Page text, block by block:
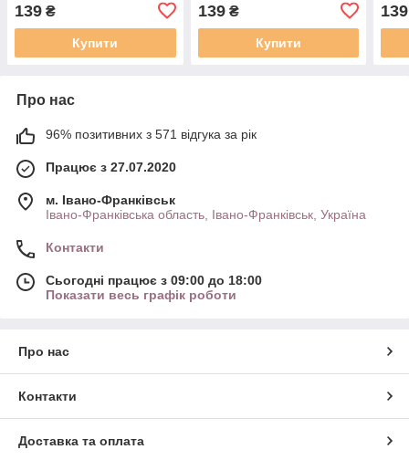
139 ₴
Купити
139₴
Купити
139
Про нас
96% позитивних з 571 відгука за рік
Працює з 27.07.2020
м. Івано-Франківськ
Івано-Франківська область, Івано-Франківськ, Україна
Контакти
Сьогодні працює з 09:00 до 18:00
Показати весь графік роботи
Про нас
Контакти
Доставка та оплата